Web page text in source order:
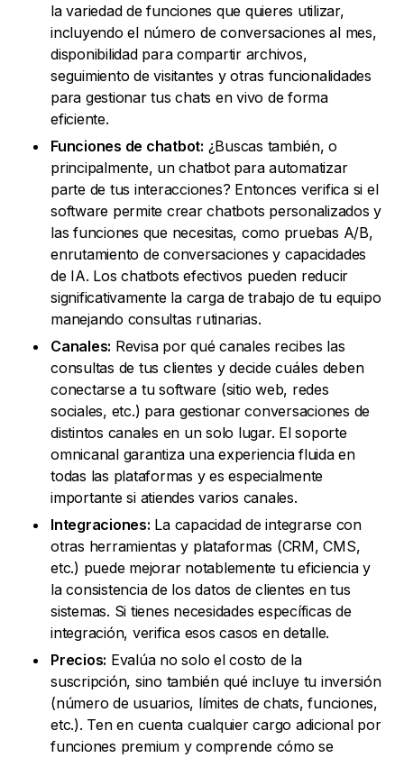
la variedad de funciones que quieres utilizar,
incluyendo el número de conversaciones al mes,
disponibilidad para compartir archivos,
seguimiento de visitantes y otras funcionalidades
para gestionar tus chats en vivo de forma
eficiente.
Funciones de chatbot: ¿Buscas también, o
principalmente, un chatbot para automatizar
parte de tus interacciones? Entonces verifica si el
software permite crear chatbots personalizados y
las funciones que necesitas, como pruebas A/B,
enrutamiento de conversaciones y capacidades
de IA. Los chatbots efectivos pueden reducir
significativamente la carga de trabajo de tu equipo
manejando consultas rutinarias.
Canales: Revisa por qué canales recibes las
consultas de tus clientes y decide cuáles deben
conectarse a tu software (sitio web, redes
sociales, etc.) para gestionar conversaciones de
distintos canales en un solo lugar. El soporte
omnicanal garantiza una experiencia fluida en
todas las plataformas y es especialmente
importante si atiendes varios canales.
Integraciones: La capacidad de integrarse con
otras herramientas y plataformas (CRM, CMS,
etc.) puede mejorar notablemente tu eficiencia y
la consistencia de los datos de clientes en tus
sistemas. Si tienes necesidades específicas de
integración, verifica esos casos en detalle.
Precios: Evalúa no solo el costo de la
suscripción, sino también qué incluye tu inversión
(número de usuarios, límites de chats, funciones,
etc.). Ten en cuenta cualquier cargo adicional por
funciones premium y comprende cómo se